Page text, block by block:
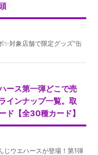
✨対象店舗で限定グッズ”缶
ース第一弾どこで売
インナップ一覧。取
ド【全30種カード】
じウエハースが登場！第1弾